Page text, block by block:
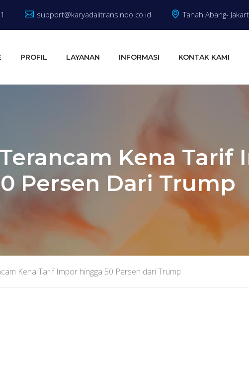
support@karyadalitransindo.co.id Tanah Abang-
PROFIL LAYANAN INFORMASI KONTAK KAMI
Kena Tarif
Persen Dari Trump
Kena Tarif Impor hingga 50 Persen dari Trump